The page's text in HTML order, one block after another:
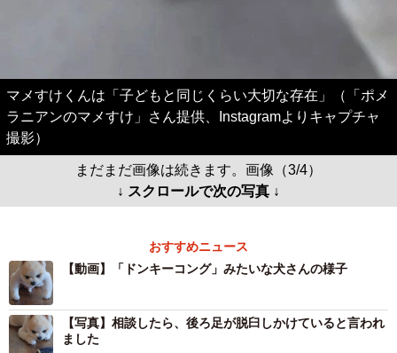
マメすけくんは「子どもと同じくらい大切な存在」（「ポメ
ラニアンのマメすけ」さん提供、Instagramよりキャプチャ
撮影）
まだまだ画像は続きます。画像（3/4）
↓ スクロールで次の写真 ↓
おすすめニュース
【動画】「ドンキーコング」みたいな犬さんの様子
【写真】相談したら、後ろ足が脱臼しかけていると言われ
ました